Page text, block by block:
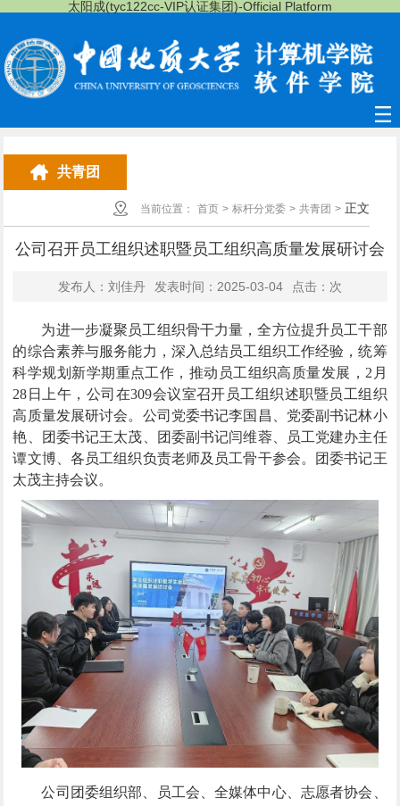
太阳成(tyc122cc-VIP认证集团)-Official Platform
共青团
当前位置： 首页 > 标杆分党委 > 共青团 >正文
公司召开员工组织述职暨员工组织高质量发展研讨会
发布人：刘佳丹 发表时间：2025-03-04 点击： 次
为进一步凝聚员工组织骨干力量，全方位提升员工干部
的综合素养与服务能力，深入总结员工组织工作经验，统筹
科学规划新学期重点工作，推动员工组织高质量发展，2月
28日上午，公司在309会议室召开员工组织述职暨员工组织
高质量发展研讨会。公司党委书记李国昌、党委副书记林小
艳、团委书记王太茂、团委副书记闫维蓉、员工党建办主任
谭文博、各员工组织负责老师及员工骨干参会。团委书记王
太茂主持会议。
公司团委组织部、员工会、全媒体中心、志愿者协会、